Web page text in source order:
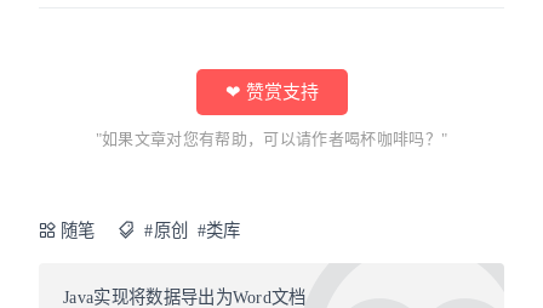
❤ 赞赏支持
"如果文章对您有帮助，可以请作者喝杯咖啡吗？"
随笔 #原创 #类库
Java实现将数据导出为Word文档